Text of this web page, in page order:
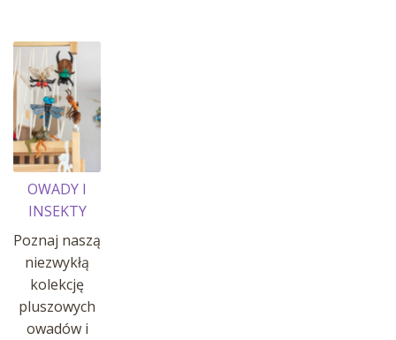
OWADY I
INSEKTY
Poznaj naszą
niezwykłą
kolekcję
pluszowych
owadów i